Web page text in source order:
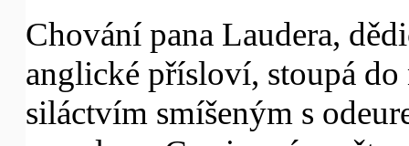
Chování pana Laudera,
anglické přísloví, stoupá
siláctvím smíšeným s